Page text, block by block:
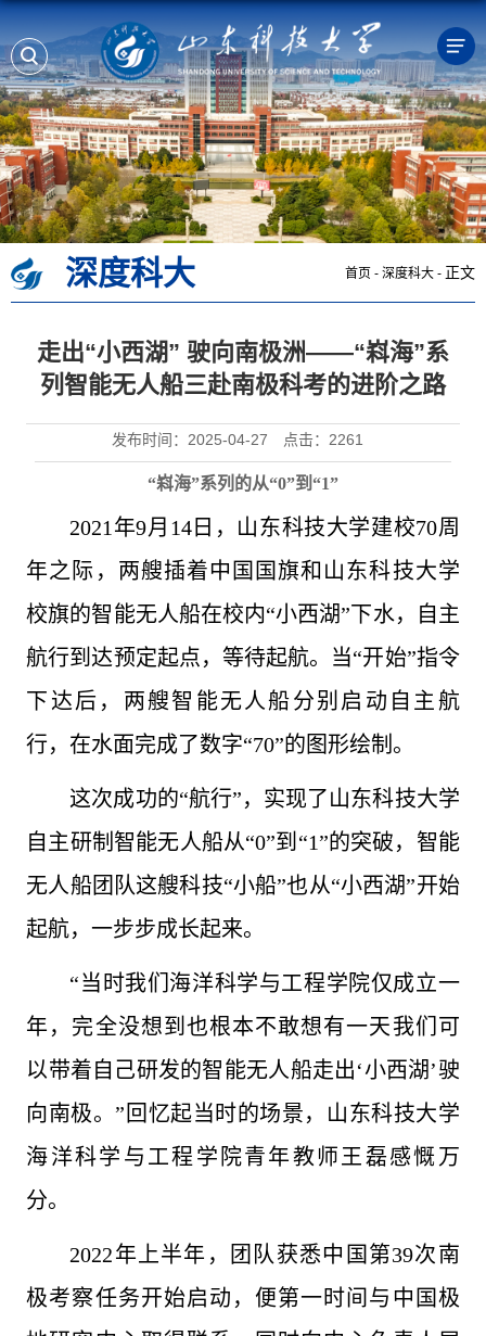
深度科大 首页 - 深度科大 - 正文
走出“小西湖” 驶向南极洲——“嵙海”系
列智能无人船三赴南极科考的进阶之路
发布时间：2025-04-27 点击： 2261
“嵙海”系列的从“0”到“1”
2021年9月14日，山东科技大学建校70周
年之际，两艘插着中国国旗和山东科技大学
校旗的智能无人船在校内“小西湖”下水，自主
航行到达预定起点，等待起航。当“开始”指令
下达后，两艘智能无人船分别启动自主航
行，在水面完成了数字“70”的图形绘制。
这次成功的“航行”，实现了山东科技大学
自主研制智能无人船从“0”到“1”的突破，智能
无人船团队这艘科技“小船”也从“小西湖”开始
起航，一步步成长起来。
“当时我们海洋科学与工程学院仅成立一
年，完全没想到也根本不敢想有一天我们可
以带着自己研发的智能无人船走出‘小西湖’驶
向南极。”回忆起当时的场景，山东科技大学
海洋科学与工程学院青年教师王磊感慨万
分。
2022年上半年，团队获悉中国第39次南
极考察任务开始启动，便第一时间与中国极